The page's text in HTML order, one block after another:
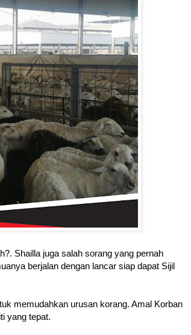
Shailla juga salah sorang yang pernah
berjalan dengan lancar siap dapat Sijil
memudahkan urusan korang. Amal Korban
yang tepat.